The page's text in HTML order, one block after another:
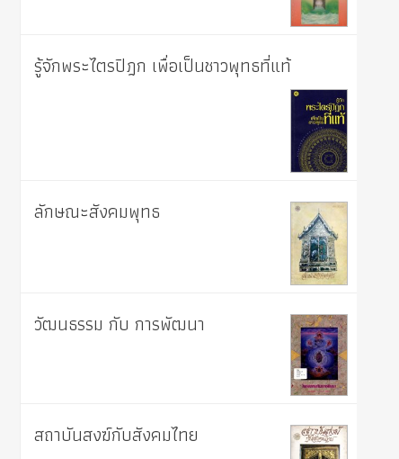
รู้จักพระไตรปิฎก เพื่อเป็นชาวพุทธที่แท้
ลักษณะสังคมพุทธ
วัฒนธรรม กับ การพัฒนา
สถาบันสงฆ์กับสังคมไทย